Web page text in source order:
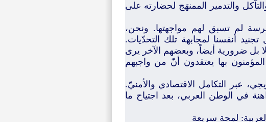
والتدمير الممنهَج لحضارته على
لم تسبق لهم مواجهتها. ونحن،
تجنيد أنفسنا لمجابهة تلك التحدّيات.
لا بل ضرورية أيضاً، وبعضهم الآخر يرى
بها يعتقدون أنّ من واجبهم
عبر التكامل الاقتصادي والأمنيّ.
في الوطن العربي، بعد اجتياح ما
لمحة سريعة